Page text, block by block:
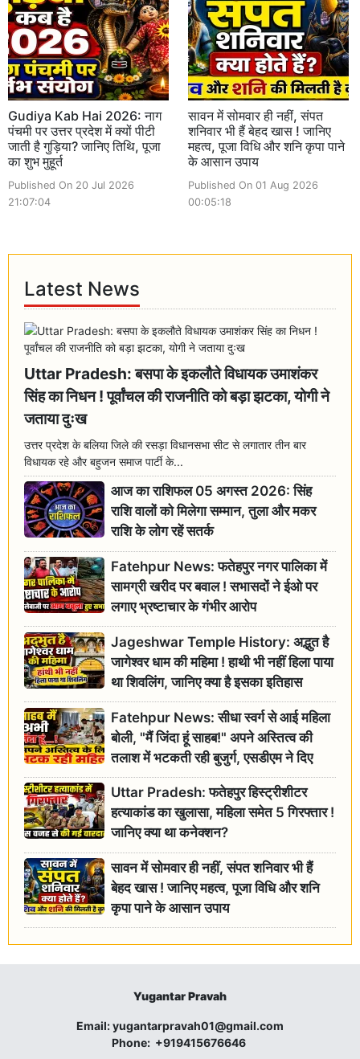
Gudiya Kab Hai 2026: नाग
पंचमी पर उत्तर प्रदेश में क्यों पीटी
जाती है गुड़िया? जानिए तिथि, पूजा
का शुभ मुहूर्त
Published On 20 Jul 2026
21:07:04
सावन में सोमवार ही नहीं, संपत
शनिवार भी हैं बेहद खास ! जानिए
महत्व, पूजा विधि और शनि कृपा पाने
के आसान उपाय
Published On 01 Aug 2026
00:05:18
Latest News
Uttar Pradesh: बसपा के इकलौते विधायक उमाशंकर
सिंह का निधन ! पूर्वांचल की राजनीति को बड़ा झटका, योगी ने
जताया दुःख
उत्तर प्रदेश के बलिया जिले की रसड़ा विधानसभा सीट से लगातार तीन बार
विधायक रहे और बहुजन समाज पार्टी के...
आज का राशिफल 05 अगस्त 2026: सिंह
राशि वालों को मिलेगा सम्मान, तुला और मकर
राशि के लोग रहें सतर्क
Fatehpur News: फतेहपुर नगर पालिका में
सामग्री खरीद पर बवाल ! सभासदों ने ईओ पर
लगाए भ्रष्टाचार के गंभीर आरोप
Jageshwar Temple History: अद्भुत है
जागेश्वर धाम की महिमा ! हाथी भी नहीं हिला पाया
था शिवलिंग, जानिए क्या है इसका इतिहास
Fatehpur News: सीधा स्वर्ग से आई महिला
बोली, "मैं जिंदा हूं साहब!" अपने अस्तित्व की
तलाश में भटकती रही बुजुर्ग, एसडीएम ने दिए
जांच के आदेश
Uttar Pradesh: फतेहपुर हिस्ट्रीशीटर
हत्याकांड का खुलासा, महिला समेत 5 गिरफ्तार !
जानिए क्या था कनेक्शन?
सावन में सोमवार ही नहीं, संपत शनिवार भी हैं
बेहद खास ! जानिए महत्व, पूजा विधि और शनि
कृपा पाने के आसान उपाय
Yugantar Pravah
Email:yugantarpravah01@gmail.com
Phone: +919415676646